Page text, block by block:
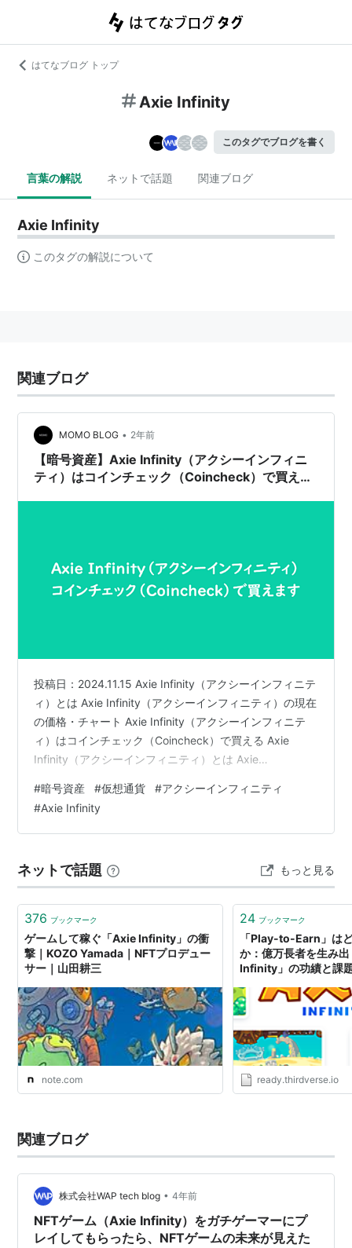
はてなブログ トップ
Axie Infinity
このタグでブログを書く
言葉の解説 ネットで話題 関連ブログ
Axie Infinity
このタグの解説について
関連ブログ
MOMO BLOG • 2年前
【暗号資産】Axie Infinity（アクシーインフィニ
ティ）はコインチェック（Coincheck）で買え
投稿日：2024.11.15 Axie Infinity（アクシーインフィニテ
ィ）とは Axie Infinity（アクシーインフィニティ）の現在
の価格・チャート Axie Infinity（アクシーインフィニテ
ィ）はコインチェック（Coincheck）で買える Axie
Infinity（アクシーインフィニティ）とは Axie
ム開発スタジオSkyMavis社によって2018年にリリース
されたブロックチェーン・ゲームです。ゲーム内では
「アクシー（axie）」と呼ばれる仮想生物を購入し、育
#暗号資産 #仮想通貨 #アクシーインフィニティ
#Axie Infinity
ネットで話題 もっと見る
376 ブックマーク
ゲームして稼ぐ「Axie Infinity」の衝
撃｜KOZO Yamada｜NFTプロデュー
サー｜山田耕三
note.com
24 ブックマーク
「Play-to-Earn」は
か：億万長者を生み
Infinity」の功績と課
ready.thirdverse.io
関連ブログ
株式会社WAP tech blog • 4年前
NFTゲーム（Axie Infinity）をガチゲーマーにプ
レイしてもらったら、NFTゲームの未来が見えた